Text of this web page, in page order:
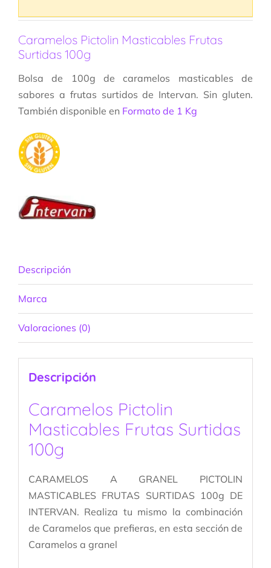
Caramelos Pictolin Masticables Frutas
Surtidas 100g
Bolsa de 100g de caramelos masticables de
sabores a frutas surtidos de Intervan. Sin gluten.
También disponible en Formato de 1 Kg
Descripción
Marca
Valoraciones (0)
Descripción
Caramelos Pictolin
Masticables Frutas Surtidas
100g
CARAMELOS A GRANEL PICTOLIN
MASTICABLES FRUTAS SURTIDAS 100g DE
INTERVAN. Realiza tu mismo la combinación
de Caramelos que prefieras, en esta sección de
Caramelos a granel